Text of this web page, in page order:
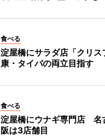
食べる
淀屋橋にサラダ店「クリ
康・タイパの両立目指す
食べる
淀屋橋にウナギ専門店 名
阪は3店舗目